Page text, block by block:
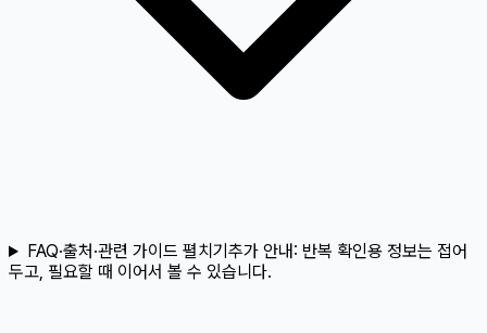
FAQ·출처·관련 가이드 펼치기추가 안내: 반복 확인용 정보는 접어
두고, 필요할 때 이어서 볼 수 있습니다.